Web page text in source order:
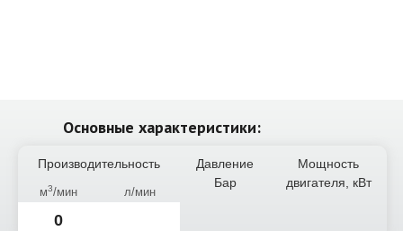
Основные характеристики:
Производительность
Давление
Бар
Мощность
двигателя, кВт
м3/мин л/мин
0